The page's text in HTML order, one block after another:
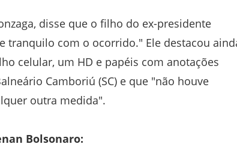
disse que o filho do ex-presidente
tranquilo com o ocorrido." Ele destacou
celular, um HD e papéis com anotações
Camboriú (SC) e que "não houve
outra medida".
Bolsonaro: